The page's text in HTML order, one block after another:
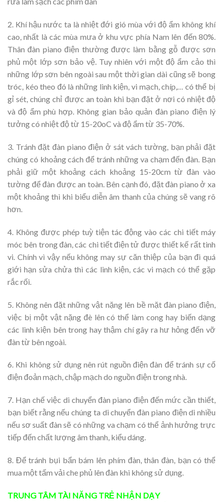
2. Khí hậu nước ta là nhiệt đới gió mùa với độ ẩm không khí
cao, nhất là các mùa mưa ở khu vực phía Nam lên đến 80%.
Thân đàn piano điện thường được làm bằng gỗ được sơn
phủ một lớp sơn bảo vệ. Tuy nhiên với một độ ẩm cảo thì
những lớp sơn bên ngoài sau một thời gian dài cũng sẽ bong
tróc, kéo theo đó là những linh kiện, vi mạch, chíp,… có thể bị
gỉ sét, chúng chỉ được an toàn khi bạn đặt ở nơi có nhiệt độ
và độ ẩm phù hợp. Không gian bảo quản đàn piano điện lý
tưởng có nhiệt độ từ 15-20oC và độ ẩm từ 35-70%.
3. Tránh đặt đàn piano điện ở sát vách tường, bạn phải đặt
chúng có khoảng cách để tránh những va chạm đến đàn. Bạn
phải giữ một khoảng cách khoảng 15-20cm từ đàn vào
tường để đàn được an toàn. Bên cạnh đó, đặt đàn piano ở xa
một khoảng thì khi biểu diễn âm thanh của chúng sẽ vang rõ
hơn.
4. Không được phép tuỳ tiện tác động vào các chi tiết máy
móc bên trong đàn, các chi tiết điện tử được thiết kế rất tinh
vi. Chính vì vậy nếu không may sự căn thiệp của bạn đi quá
giới hạn sửa chửa thì các linh kiện, các vi mạch có thể gặp
rắc rối.
5. Không nên đặt những vật nặng lên bề mặt đàn piano điện,
việc bị một vật nặng đè lên có thể làm cong hay biến dạng
các linh kiện bên trong hay thậm chí gây ra hư hỏng đến vỡ
đàn từ bên ngoài.
6. Khi không sử dụng nên rút nguồn điện đàn để tránh sự cố
điện đoản mạch, chập mạch do nguồn điện trong nhà.
7. Hạn chế việc di chuyển đàn piano điện đến mức cần thiết,
bạn biết rằng nếu chúng ta di chuyển đàn piano điện di nhiều
nếu sơ suất đàn sẽ có những va chạm có thể ảnh hưởng trực
tiếp đến chất lượng âm thanh, kiểu dáng.
8. Để tránh bụi bẩn bám lên phím đàn, thân đàn, bạn có thể
mua một tấm vải che phủ lên đàn khi không sử dụng.
TRUNG TÂM TÀI NĂNG TRẺ NHẬN DẠY